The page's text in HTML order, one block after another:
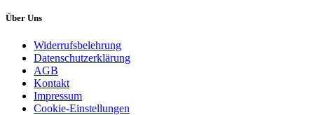
Über Uns
Widerrufsbelehrung
Datenschutzerklärung
AGB
Kontakt
Impressum
Cookie-Einstellungen